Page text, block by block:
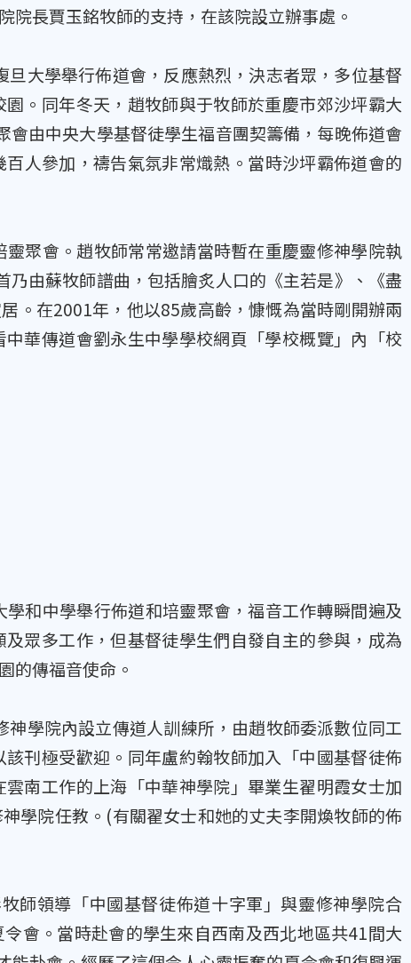
長賈玉銘牧師的支持，在該院設立辦事處。
大學舉行佈道會，反應熱烈，決志者眾，多位基督
。同年冬天，趙牧師與于牧師於重慶市郊沙坪霸大
由中央大學基督徒學生福音團契籌備，每晚佈道會
人參加，禱告氣氛非常熾熱。當時沙坪霸佈道會的
聚會。趙牧師常常邀請當時暫在重慶靈修神學院執
由蘇牧師譜曲，包括膾炙人口的《主若是》、《盡
。在2001年，他以85歲高齡，慷慨為當時剛開辦兩
華傳道會劉永生中學學校網頁「學校概覽」內「校
和中學舉行佈道和培靈聚會，福音工作轉瞬間遍及
眾多工作，但基督徒學生們自發自主的參與，成為
的傳福音使命。
學院內設立傳道人訓練所，由趙牧師委派數位同工
刊極受歡迎。同年盧約翰牧師加入「中國基督徒佈
南工作的上海「中華神學院」畢業生翟明霞女士加
學院任教。(有關翟女士和她的丈夫李開煥牧師的佈
師領導「中國基督徒佈道十字軍」與靈修神學院合
會。當時赴會的學生來自西南及西北地區共41間大